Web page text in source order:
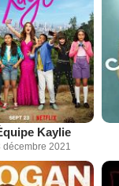
Kaylie
décembre 2021